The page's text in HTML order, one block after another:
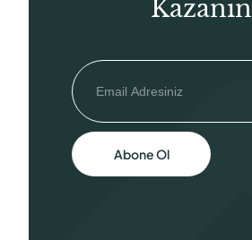
Kazanın
Abone Ol